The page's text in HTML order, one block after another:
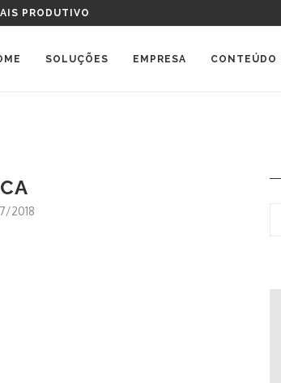
PRODUTIVO
SOLUÇÕES EMPRESA CONTEÚDO
2018